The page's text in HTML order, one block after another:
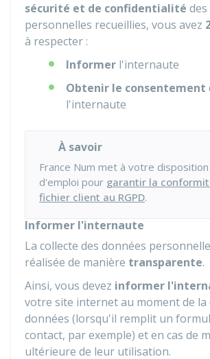
sécurité et de confidentialité
personnelles recueillies, vous avez
à respecter :
Informer l'internaute
Obtenir le consentement
l'internaute
À savoir
France Num met à votre
d'emploi pour garantir la
fichier client au RGPD.
Informer l'internaute
La collecte des données
réalisée de manière transparente.
Ainsi, vous devez informer
votre site internet au moment de la
données (lorsqu'il remplit un
contact, par exemple) et en cas de
ultérieure de leur utilisation.